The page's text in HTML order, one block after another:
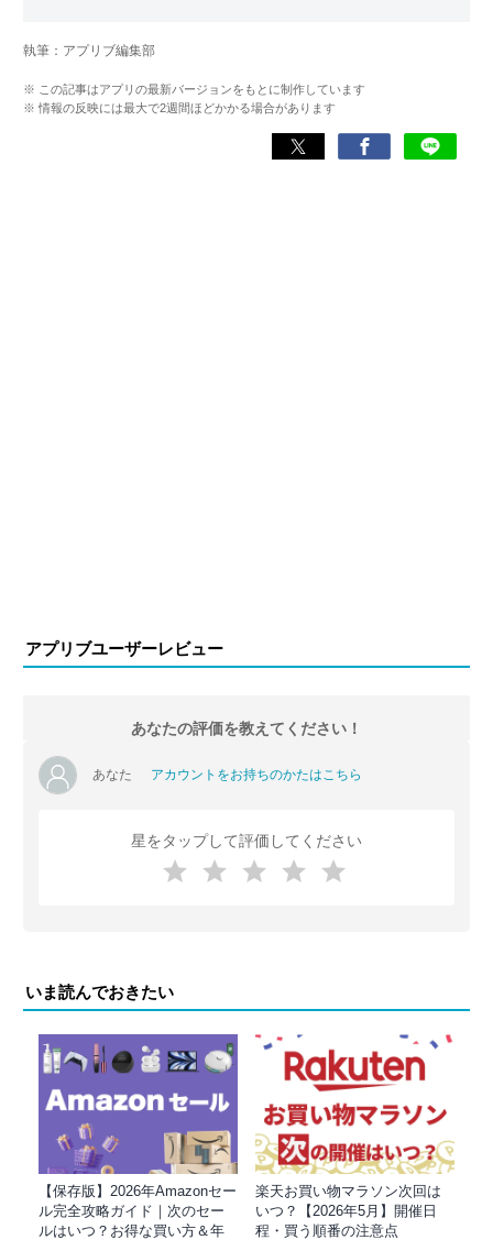
「誰でも本格的にアプリを使いこなせるようになるコンテ
執筆：アプリブ編集部
※ この記事はアプリの最新バージョンをもとに制作しています
※ 情報の反映には最大で2週間ほどかかる場合があります
アプリブユーザーレビュー
あなたの評価を教えてください！
あなた アカウントをお持ちのかたはこちら
星をタップして評価してください
いま読んでおきたい
【保存版】2026年Amazonセー
ル完全攻略ガイド｜次のセー
ルはいつ？お得な買い方＆年
楽天お買い物マラソン次回は
いつ？【2026年5月】開催日
程・買う順番の注意点